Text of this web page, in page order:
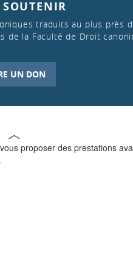
proposer des prestations
traduits au plus près
de la Faculté de Droit
UN DON